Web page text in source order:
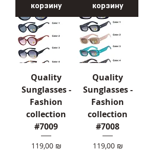
корзину
корзину
Quality
Sunglasses -
Fashion
collection
#7009
Цена
119,00 ₪
Quality
Sunglasses -
Fashion
collection
#7008
Цена
119,00 ₪